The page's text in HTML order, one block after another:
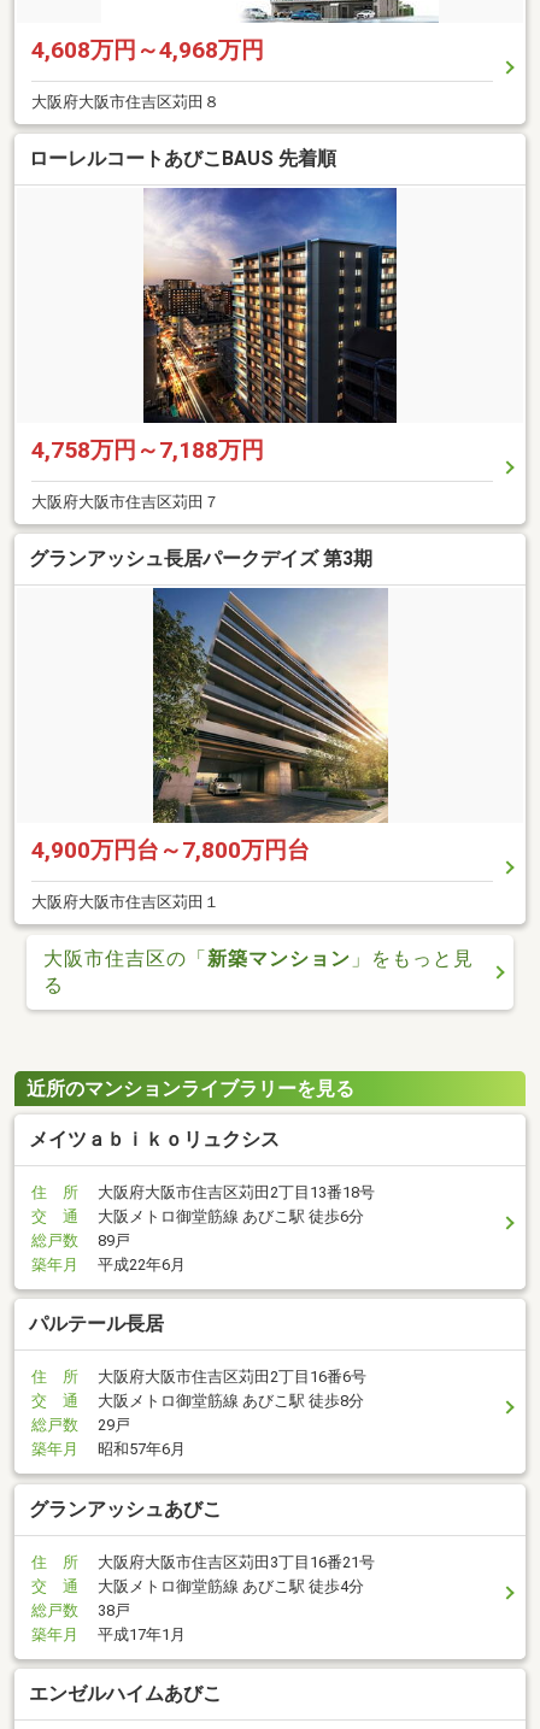
4,608万円～4,968万円
大阪府大阪市住吉区苅田８
ローレルコートあびこBAUS 先着順
4,758万円～7,188万円
大阪府大阪市住吉区苅田７
グランアッシュ長居パークデイズ 第3期
4,900万円台～7,800万円台
大阪府大阪市住吉区苅田１
大阪市住吉区の「新築マンション 」をもっと見
る
近所のマンションライブラリーを見る
メイツａｂｉｋｏリュクシス
住 所
大阪府大阪市住吉区苅田2丁目13番18号
交 通
大阪メトロ御堂筋線 あびこ駅 徒歩6分
総戸数
89戸
築年月
平成22年6月
パルテール長居
住 所
大阪府大阪市住吉区苅田2丁目16番6号
交 通
大阪メトロ御堂筋線 あびこ駅 徒歩8分
総戸数
29戸
築年月
昭和57年6月
グランアッシュあびこ
住 所
大阪府大阪市住吉区苅田3丁目16番21号
交 通
大阪メトロ御堂筋線 あびこ駅 徒歩4分
総戸数
38戸
築年月
平成17年1月
エンゼルハイムあびこ